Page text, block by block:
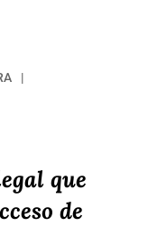
que
de